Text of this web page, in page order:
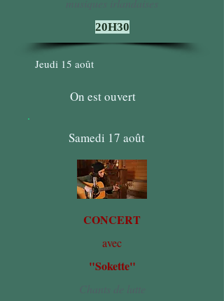
20H30
Jeudi 15 août
On est ouvert
Samedi 17 août
CONCERT
avec
"Sokette"